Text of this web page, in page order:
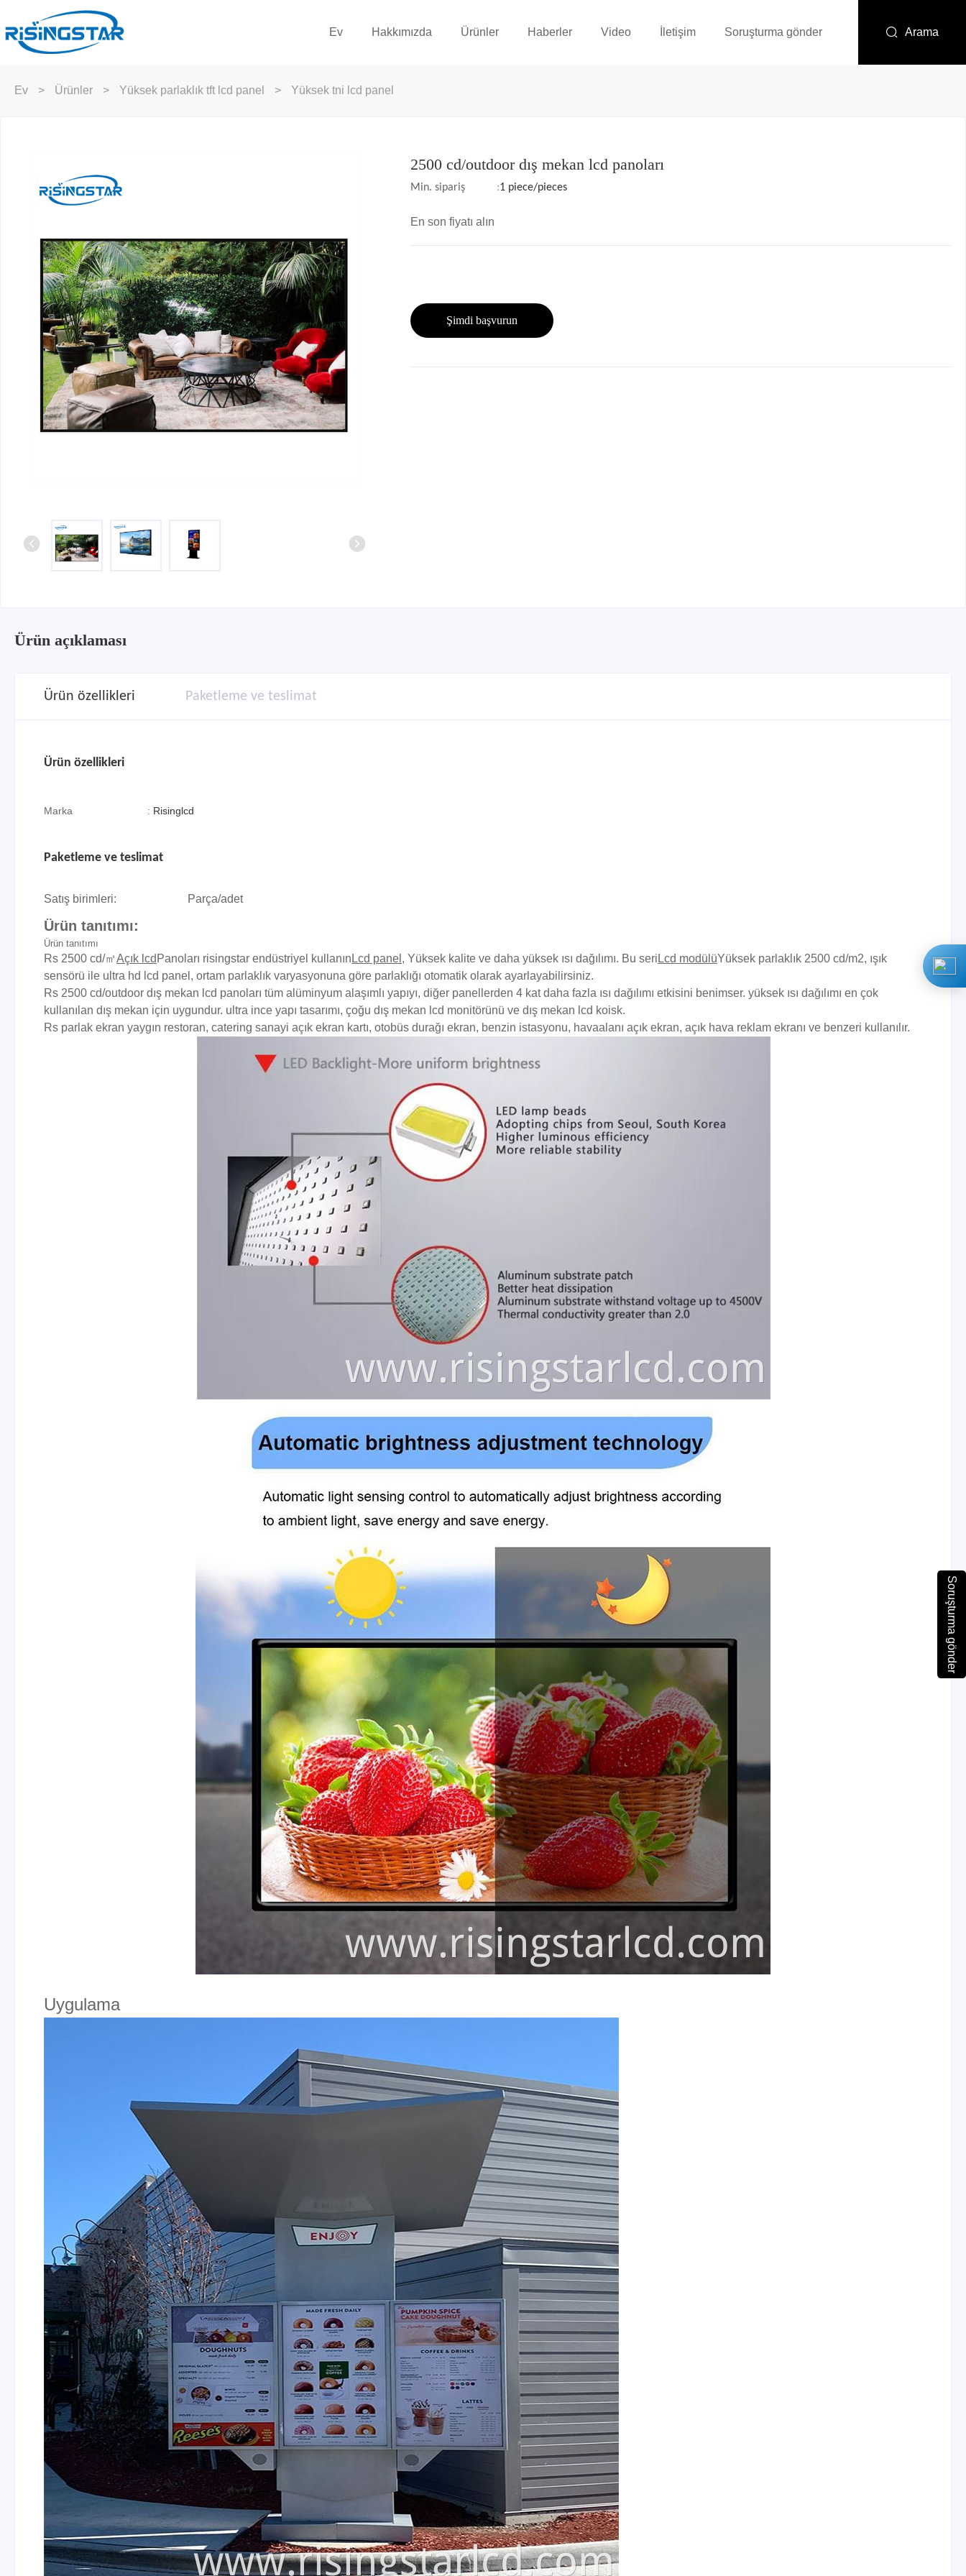
Soruşturma gönder
Ev Hakkımızda Ürünler Haberler Video İletişim Soruşturma gönder Arama
Ev > Ürünler > Yüksek parlaklık tft lcd panel > Yüksek tni lcd panel
2500 cd/outdoor dış mekan lcd panoları
Min. sipariş :1 piece/pieces
En son fiyatı alın
Şimdi başvurun
Ürün açıklaması
Ürün özellikleri Paketleme ve teslimat
Ürün özellikleri
Marka : Risinglcd
Paketleme ve teslimat
Satış birimleri: Parça/adet
Ürün tanıtımı:
Ürün tanıtımı
Rs 2500 cd/㎡Açık lcd Panoları risingstar endüstriyel kullanın Lcd panel , Yüksek kalite ve daha yüksek ısı dağılımı. Bu seri Lcd modülüYüksek parlaklık 2500 cd/m2, ışık
sensörü ile ultra hd lcd panel, ortam parlaklık varyasyonuna göre parlaklığı otomatik olarak ayarlayabilirsiniz.
Rs 2500 cd/outdoor dış mekan lcd panoları tüm alüminyum alaşımlı yapıyı, diğer panellerden 4 kat daha fazla ısı dağılımı etkisini benimser. yüksek ısı dağılımı en çok
kullanılan dış mekan için uygundur. ultra ince yapı tasarımı, çoğu dış mekan lcd monitörünü ve dış mekan lcd koisk.
Rs parlak ekran yaygın restoran, catering sanayi açık ekran kartı, otobüs durağı ekran, benzin istasyonu, havaalanı açık ekran, açık hava reklam ekranı ve benzeri kullanılır.
Uygulama